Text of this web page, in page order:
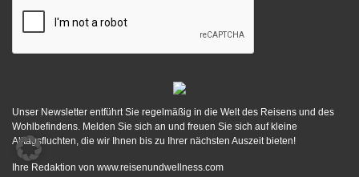
Unser Newsletter entführt Sie regelmäßig in die Welt des Reisens und des
Wohlbefindens. Melden Sie sich an und freuen Sie sich auf kleine
Alltagsfluchten, die wir Ihnen bis zu Ihrer nächsten Auszeit bieten!
Ihre Redaktion von www.reisenundwellness.com